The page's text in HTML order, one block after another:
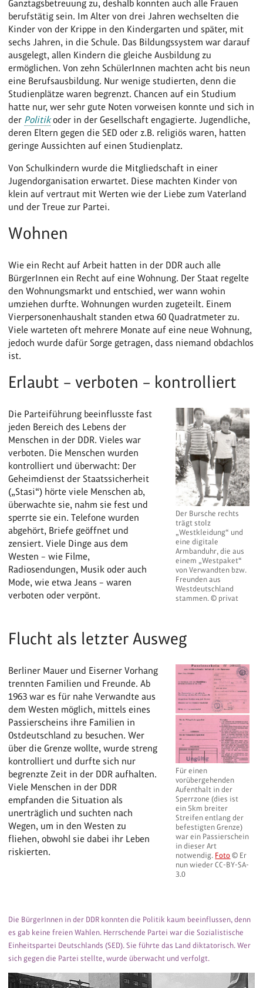
Ganztagsbetreuung zu, deshalb konnten auch alle Frauen
berufstätig sein. Im Alter von drei Jahren wechselten die
Kinder von der Krippe in den Kindergarten und später, mit
sechs Jahren, in die Schule. Das Bildungssystem war darauf
ausgelegt, allen Kindern die gleiche Ausbildung zu
ermöglichen. Von zehn SchülerInnen machten acht bis neun
eine Berufsausbildung. Nur wenige studierten, denn die
Studienplätze waren begrenzt. Chancen auf ein Studium
hatte nur, wer sehr gute Noten vorweisen konnte und sich in
der Politikoder in der Gesellschaft engagierte. Jugendliche,
deren Eltern gegen die SED oder z.B. religiös waren, hatten
geringe Aussichten auf einen Studienplatz.
Von Schulkindern wurde die Mitgliedschaft in einer
Jugendorganisation erwartet. Diese machten Kinder von
klein auf vertraut mit Werten wie der Liebe zum Vaterland
und der Treue zur Partei.
Wohnen
Wie ein Recht auf Arbeit hatten in der DDR auch alle
BürgerInnen ein Recht auf eine Wohnung. Der Staat regelte
den Wohnungsmarkt und entschied, wer wann wohin
umziehen durfte. Wohnungen wurden zugeteilt. Einem
Vierpersonenhaushalt standen etwa 60 Quadratmeter zu.
Viele warteten oft mehrere Monate auf eine neue Wohnung,
jedoch wurde dafür Sorge getragen, dass niemand obdachlos
ist.
Erlaubt – verboten – kontrolliert
Der Bursche rechts
trägt stolz
„Westkleidung“ und
eine digitale
Armbanduhr, die aus
einem „Westpaket“
von Verwandten bzw.
Freunden aus
Westdeutschland
stammen. © privat
Die Parteiführung beeinflusste fast
jeden Bereich des Lebens der
Menschen in der DDR. Vieles war
verboten. Die Menschen wurden
kontrolliert und überwacht: Der
Geheimdienst der Staatssicherheit
(„Stasi“) hörte viele Menschen ab,
überwachte sie, nahm sie fest und
sperrte sie ein. Telefone wurden
abgehört, Briefe geöffnet und
zensiert. Viele Dinge aus dem
Westen – wie Filme,
Radiosendungen, Musik oder auch
Mode, wie etwa Jeans – waren
verboten oder verpönt.
Flucht als letzter Ausweg
Für einen
vorübergehenden
Aufenthalt in der
Sperrzone (dies ist
ein 5km breiter
Streifen entlang der
befestigten Grenze)
war ein Passierschein
in dieser Art
notwendig. Foto © Er
nun wieder CC-BY-SA-
3.0
Berliner Mauer und Eiserner Vorhang
trennten Familien und Freunde. Ab
1963 war es für nahe Verwandte aus
dem Westen möglich, mittels eines
Passierscheins ihre Familien in
Ostdeutschland zu besuchen. Wer
über die Grenze wollte, wurde streng
kontrolliert und durfte sich nur
begrenzte Zeit in der DDR aufhalten.
Viele Menschen in der DDR
empfanden die Situation als
unerträglich und suchten nach
Wegen, um in den Westen zu
fliehen, obwohl sie dabei ihr Leben
riskierten.
Die BürgerInnen in der DDR konnten die Politik kaum beeinflussen, denn
es gab keine freien Wahlen. Herrschende Partei war die Sozialistische
Einheitspartei Deutschlands (SED). Sie führte das Land diktatorisch. Wer
sich gegen die Partei stellte, wurde überwacht und verfolgt.